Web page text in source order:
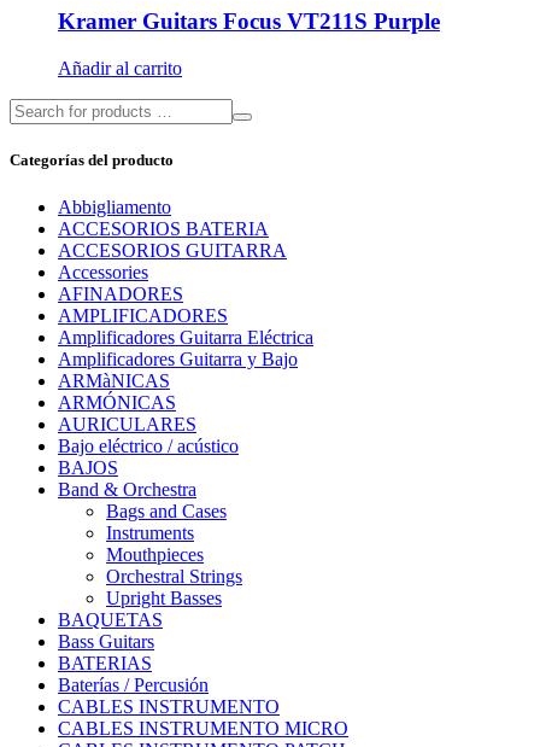
Kramer Guitars Focus VT211S Purple
Añadir al carrito
Categorías del producto
Abbigliamento
ACCESORIOS BATERIA
ACCESORIOS GUITARRA
Accessories
AFINADORES
AMPLIFICADORES
Amplificadores Guitarra Eléctrica
Amplificadores Guitarra y Bajo
ARMàNICAS
ARMÓNICAS
AURICULARES
Bajo eléctrico / acústico
BAJOS
Band & Orchestra
Bags and Cases
Instruments
Mouthpieces
Orchestral Strings
Upright Basses
BAQUETAS
Bass Guitars
BATERIAS
Baterías / Percusión
CABLES INSTRUMENTO
CABLES INSTRUMENTO MICRO